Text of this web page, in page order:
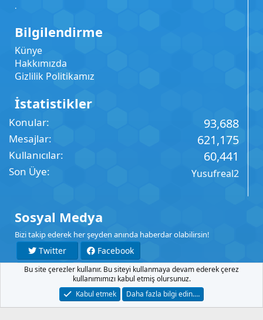
.
Bilgilendirme
Künye
Hakkımızda
Gizlilik Politikamız
İstatistikler
Konular 93,688
Mesajlar 621,175
Kullanıcılar 60,441
Son Üye Yusufreal2
Sosyal Medya
Bizi takip ederek her şeyden anında haberdar olabilirsin!
Twitter
Facebook
YouTube
Instagram
Şartlar Gizlilik Yardım Anasayfa
R
Bu site çerezler kullanır. Bu siteyi kullanmaya devam ederek çerez
kullanımımızı kabul etmiş olursunuz.
Kabul etmek
Daha fazla bilgi edin.…